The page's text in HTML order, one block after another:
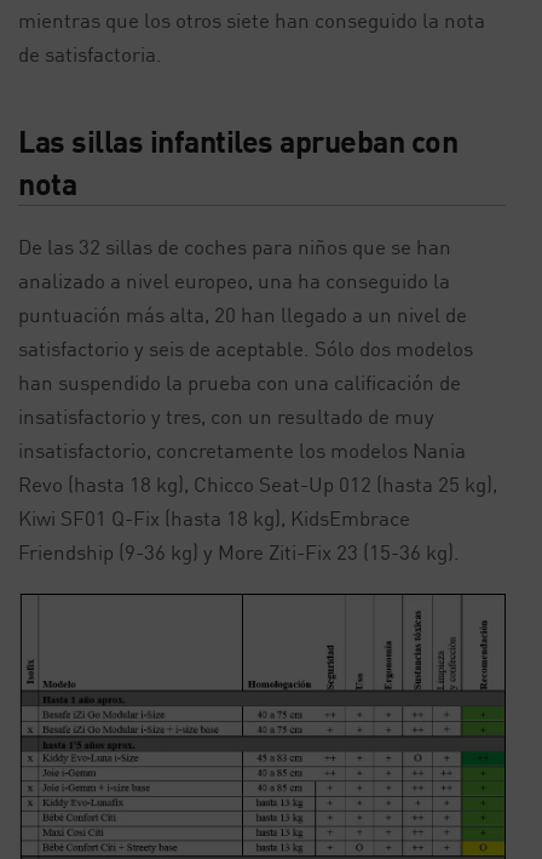
mientras que los otros siete han conseguido la nota
de satisfactoria.
Las sillas infantiles aprueban con
nota
De las 32 sillas de coches para niños que se han
analizado a nivel europeo, una ha conseguido la
puntuación más alta, 20 han llegado a un nivel de
satisfactorio y seis de aceptable. Sólo dos modelos
han suspendido la prueba con una calificación de
insatisfactorio y tres, con un resultado de muy
insatisfactorio, concretamente los modelos Nania
Revo (hasta 18 kg), Chicco Seat-Up 012 (hasta 25 kg),
Kiwi SF01 Q-Fix (hasta 18 kg), KidsEmbrace
Friendship (9-36 kg) y More Ziti-Fix 23 (15-36 kg).